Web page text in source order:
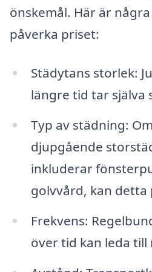
önskemål. Här är
påverka priset:
Städytans storlek:
längre tid tar själva
Typ av städning:
djupgående
inkluderar
golvvård, kan detta
Frekvens:
över tid kan leda till